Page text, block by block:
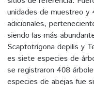
unidades de muestreo y
adicionales,
siendo las más
Scaptotrigona depilis y
es siete especies de
se registraron 408
especies de abejas fue